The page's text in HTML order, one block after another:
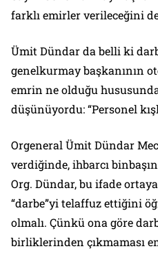
farklı emirler verileceğini
Ümit Dündar da belli ki
genelkurmay başkanının
emrin ne olduğu
düşünüyordu: “Personel
Orgeneral Ümit Dündar
verdiğinde, ihbarcı
Org. Dündar, bu ifade ortaya
“darbe”yi telaffuz ettiğini
olmalı. Çünkü ona göre
birliklerinden çıkmaması